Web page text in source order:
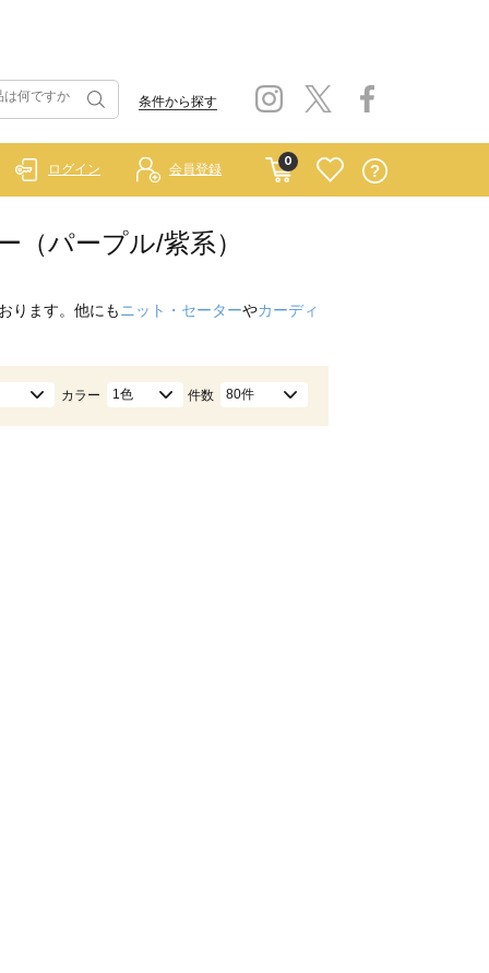
条件から探す
0
ログイン 会員登録
パープル/紫系）
ります。他にも ニット・セーターやカーディ
カラー 1色 件数 80件